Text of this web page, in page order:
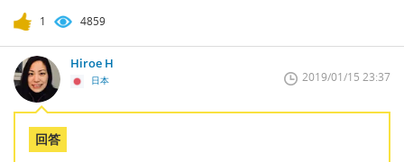
1 4859
Hiroe H
日本 2019/01/15 23:37
回答